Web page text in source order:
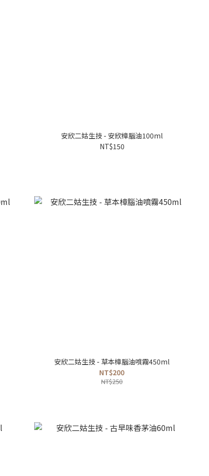
安欣二姑生技 - 安欣樟腦油100ml
NT$150
安欣二姑生技 - 草本樟腦油噴霧450ml
NT$200
NT$250